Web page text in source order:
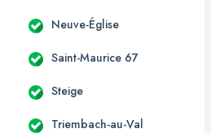
Neuve-Église
Saint-Maurice 67
Steige
Triembach-au-Val